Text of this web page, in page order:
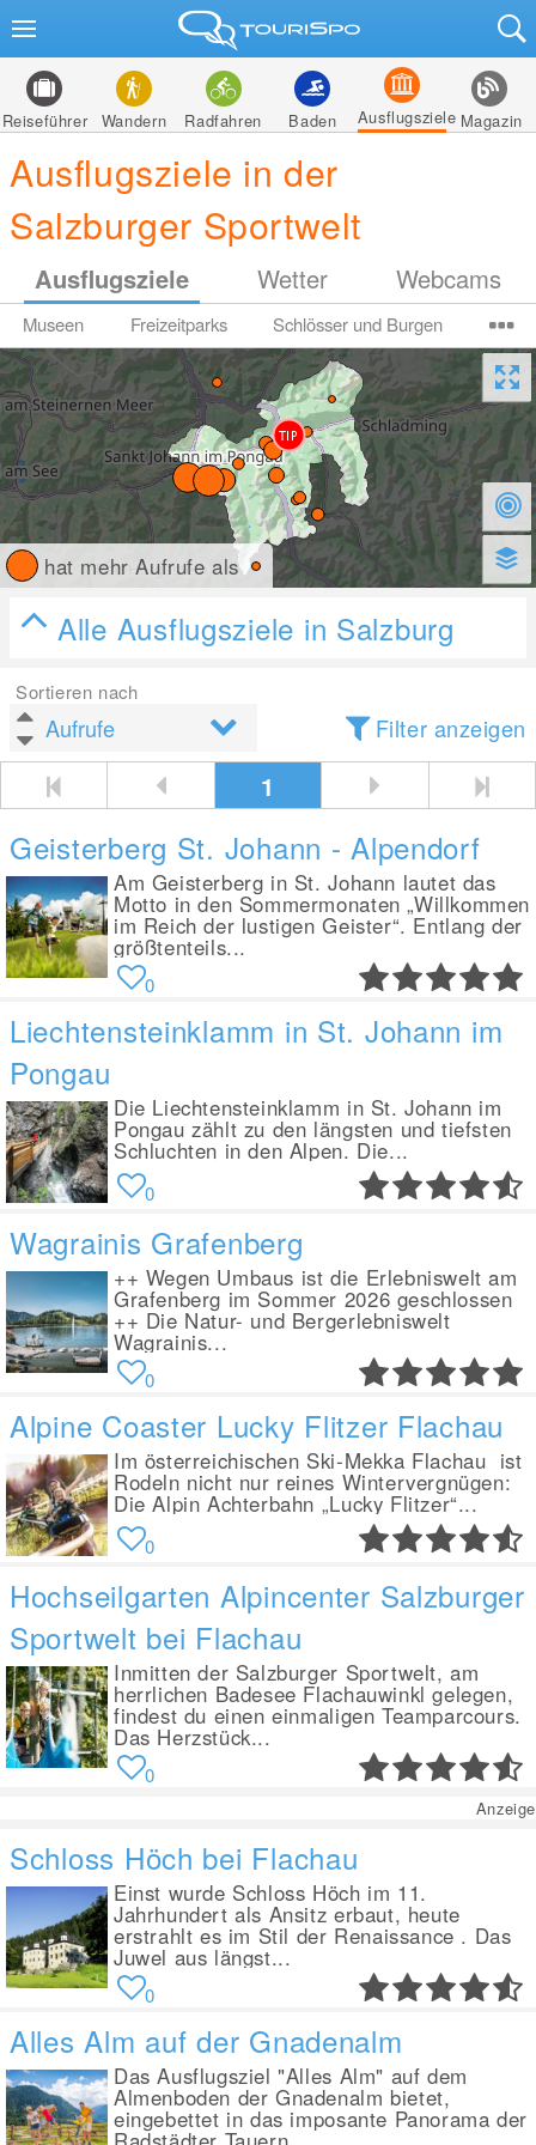
Reiseführer Wandern Radfahren Baden Ausflugsziele Magazin
Ausflugsziele in der
Salzburger Sportwelt
Ausflugsziele Wetter Webcams
Museen Freizeitparks Schlösser und Burgen
hat mehr Aufrufe als
Alle Ausflugsziele in Salzburg
Sortieren nach
Filter anzeigen
1
Geisterberg St. Johann - Alpendorf
Am Geisterberg in St. Johann lautet das
Motto in den Sommermonaten „Willkommen
im Reich der lustigen Geister“. Entlang der
größtenteils...
0
Liechtensteinklamm in St. Johann im
Pongau
Die Liechtensteinklamm in St. Johann im
Pongau zählt zu den längsten und tiefsten
Schluchten in den Alpen. Die...
0
Wagrainis Grafenberg
++ Wegen Umbaus ist die Erlebniswelt am
Grafenberg im Sommer 2026 geschlossen
++ Die Natur- und Bergerlebniswelt
Wagrainis...
0
Alpine Coaster Lucky Flitzer Flachau
Im österreichischen Ski-Mekka Flachau ist
Rodeln nicht nur reines Wintervergnügen:
Die Alpin Achterbahn „Lucky Flitzer“...
0
Hochseilgarten Alpincenter Salzburger
Sportwelt bei Flachau
Inmitten der Salzburger Sportwelt, am
herrlichen Badesee Flachauwinkl gelegen,
findest du einen einmaligen Teamparcours.
Das Herzstück...
0
Anzeige
Schloss Höch bei Flachau
Einst wurde Schloss Höch im 11.
Jahrhundert als Ansitz erbaut, heute
erstrahlt es im Stil der Renaissance . Das
Juwel aus längst...
0
Alles Alm auf der Gnadenalm
Das Ausflugsziel "Alles Alm" auf dem
Almenboden der Gnadenalm bietet,
eingebettet in das imposante Panorama der